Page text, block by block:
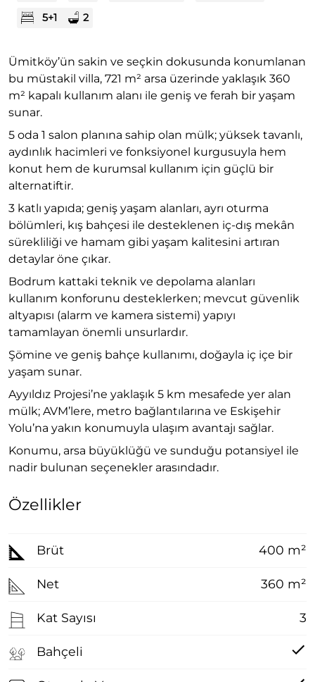
5+1 2
Ümitköy’ün sakin ve seçkin dokusunda konumlanan
bu müstakil villa, 721 m² arsa üzerinde yaklaşık 360
m² kapalı kullanım alanı ile geniş ve ferah bir yaşam
sunar.
5 oda 1 salon planına sahip olan mülk; yüksek tavanlı,
aydınlık hacimleri ve fonksiyonel kurgusuyla hem
konut hem de kurumsal kullanım için güçlü bir
alternatiftir.
3 katlı yapıda; geniş yaşam alanları, ayrı oturma
bölümleri, kış bahçesi ile desteklenen iç-dış mekân
sürekliliği ve hamam gibi yaşam kalitesini artıran
detaylar öne çıkar.
Bodrum kattaki teknik ve depolama alanları
kullanım konforunu desteklerken; mevcut güvenlik
altyapısı (alarm ve kamera sistemi) yapıyı
tamamlayan önemli unsurlardır.
Şömine ve geniş bahçe kullanımı, doğayla iç içe bir
yaşam sunar.
Ayyıldız Projesi’ne yaklaşık 5 km mesafede yer alan
mülk; AVM’lere, metro bağlantılarına ve Eskişehir
Yolu’na yakın konumuyla ulaşım avantajı sağlar.
Konumu, arsa büyüklüğü ve sunduğu potansiyel ile
nadir bulunan seçenekler arasındadır.
Özellikler
Brüt 400 m²
Net 360 m²
Kat Sayısı 3
Bahçeli